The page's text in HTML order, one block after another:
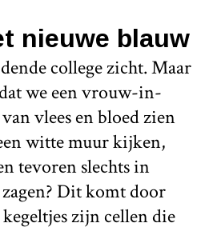
nieuwe blauw
college zicht. Maar
we een vrouw-in-
vlees en bloed zien
witte muur kijken,
tevoren slechts in
Dit komt door
zijn cellen die